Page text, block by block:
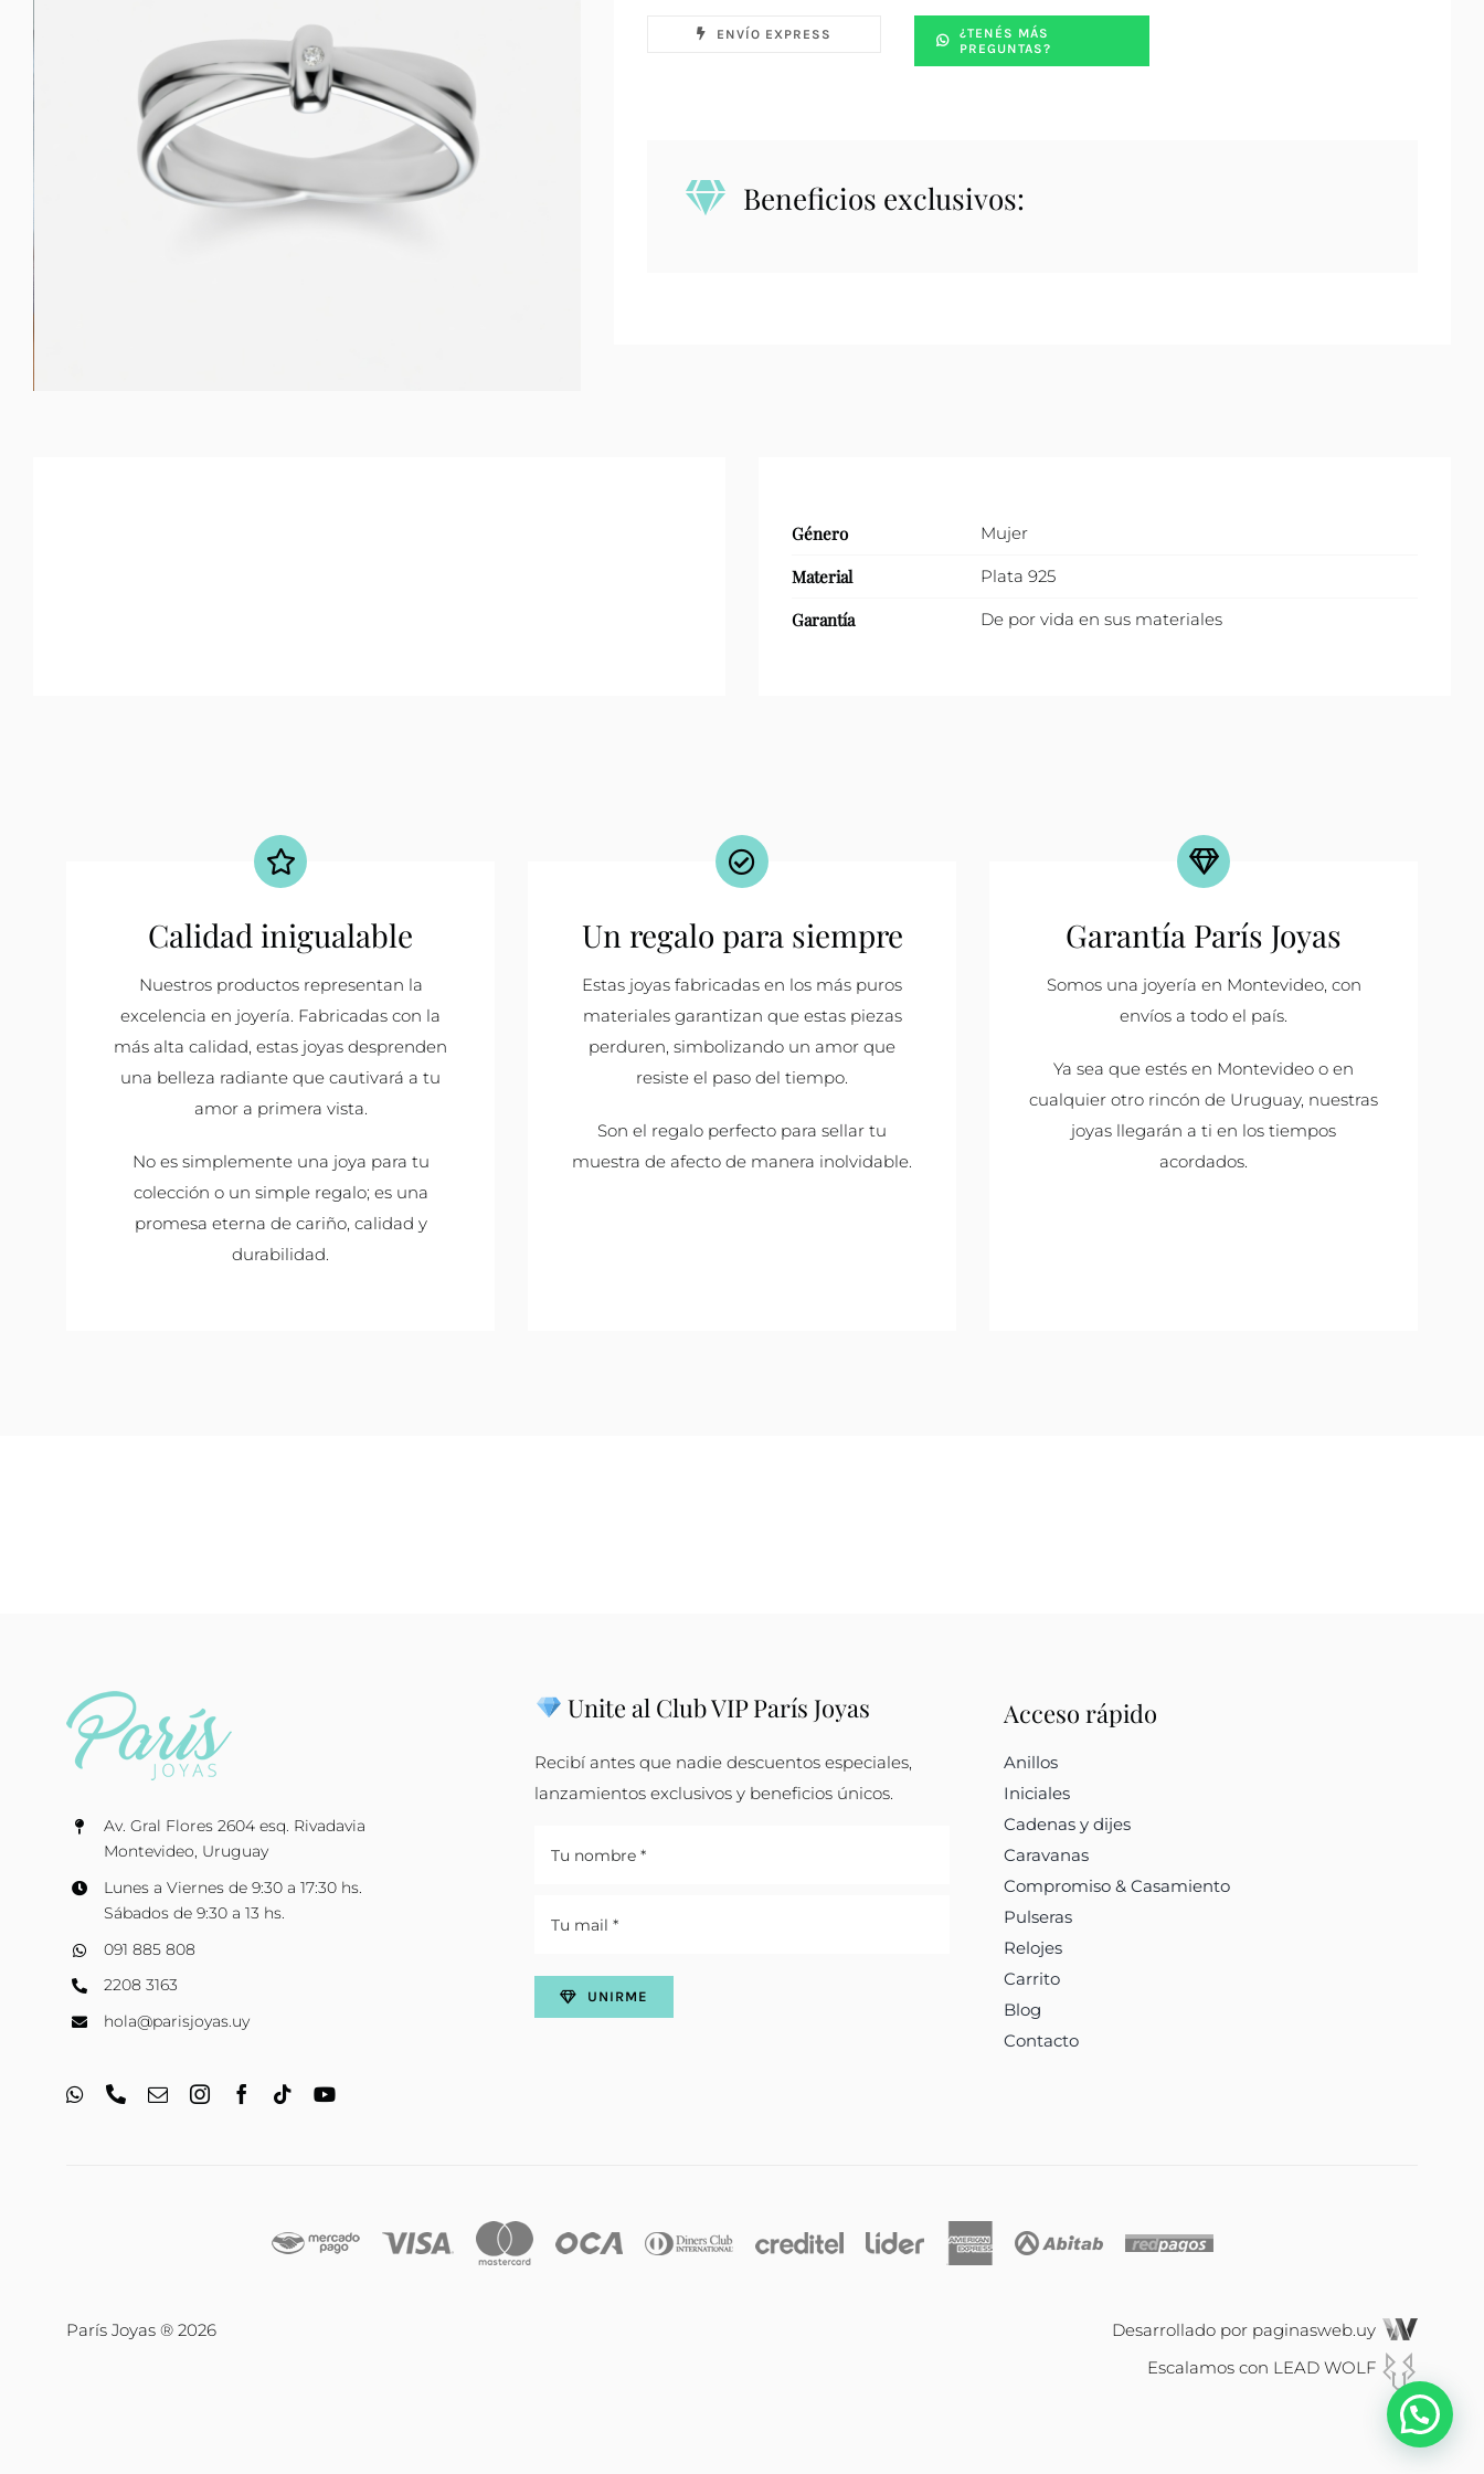
ENVÍO EXPRESS
¿TENÉS MÁS
PREGUNTAS?
Beneficios exclusivos:
Género Mujer
Material Plata 925
Garantía De por vida en sus materiales
Calidad inigualable
Nuestros productos representan la
excelencia en joyería. Fabricadas con la
más alta calidad, estas joyas desprenden
una belleza radiante que cautivará a tu
amor a primera vista.
No es simplemente una joya para tu
colección o un simple regalo; es una
promesa eterna de cariño, calidad y
durabilidad.
Un regalo para siempre
Estas joyas fabricadas en los más puros
materiales garantizan que estas piezas
perduren, simbolizando un amor que
resiste el paso del tiempo.
Son el regalo perfecto para sellar tu
muestra de afecto de manera inolvidable.
Garantía París Joyas
Somos una joyería en Montevideo, con
envíos a todo el país.
Ya sea que estés en Montevideo o en
cualquier otro rincón de Uruguay, nuestras
joyas llegarán a ti en los tiempos
acordados.
Av. Gral Flores 2604 esq. Rivadavia
Montevideo, Uruguay
Lunes a Viernes de 9:30 a 17:30 hs.
Sábados de 9:30 a 13 hs.
091 885 808
2208 3163
hola@parisjoyas.uy
Unite al Club VIP París Joyas
Recibí antes que nadie descuentos especiales,
lanzamientos exclusivos y beneficios únicos.
UNIRME
Acceso rápido
Anillos
Iniciales
Cadenas y dijes
Caravanas
Compromiso & Casamiento
Pulseras
Relojes
Carrito
Blog
Contacto
París Joyas ® 2026 Desarrollado por paginasweb.uy
Escalamos con LEAD WOLF